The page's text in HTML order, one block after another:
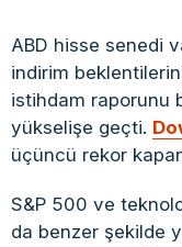
ABD hisse senedi
indirim
istihdam raporunu
yükselişe geçti.
üçüncü rekor
S&P 500 ve
da benzer şekilde